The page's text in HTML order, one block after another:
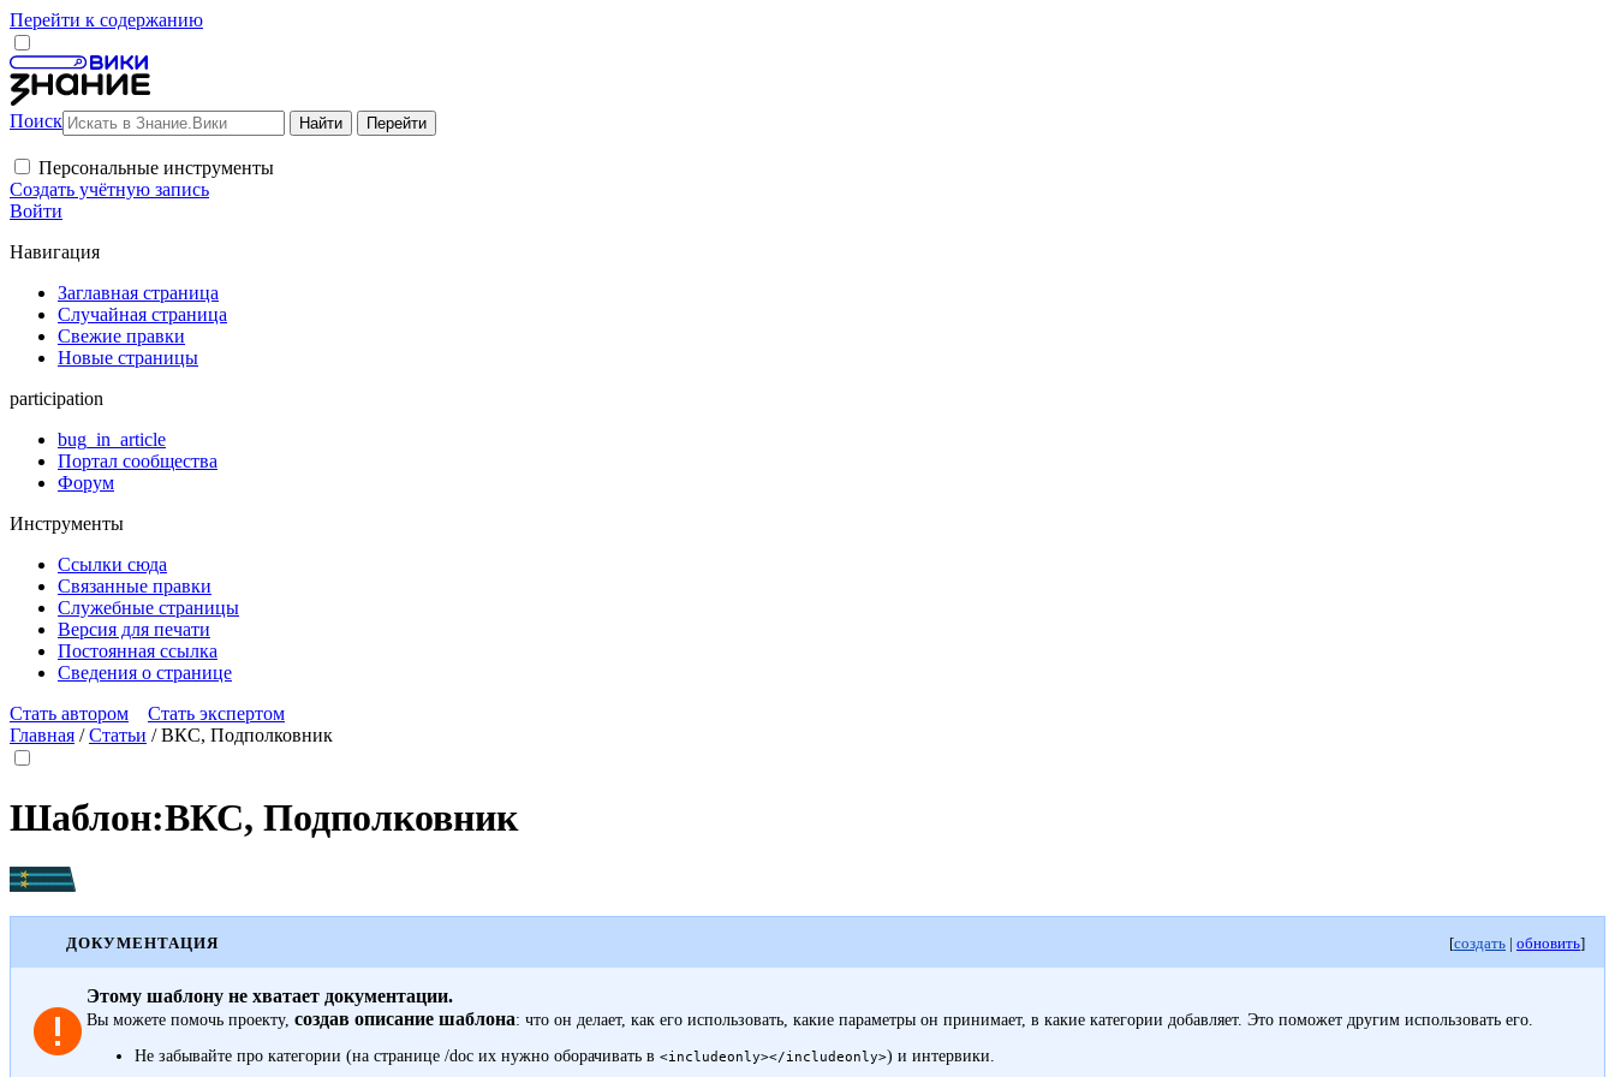
Перейти к содержанию
Поиск
Персональные инструменты
Создать учётную запись
Войти
Навигация
Заглавная страница
Случайная страница
Свежие правки
Новые страницы
participation
bug_in_article
Портал сообщества
Форум
Инструменты
Ссылки сюда
Связанные правки
Служебные страницы
Версия для печати
Постоянная ссылка
Сведения о странице
Стать автором
Стать экспертом
Главная /Статьи /ВКС, Подполковник
Шаблон:ВКС, Подполковник
ДОКУМЕНТАЦИЯ [создать | обновить]
Этому шаблону не хватает документации.
Вы можете помочь проекту, создав описание шаблона: что он делает, как его использовать, какие параметры он принимает, в какие категории добавляет. Это поможет другим использовать его.
Не забывайте про категории (на странице /doc их нужно оборачивать в <includeonly></includeonly>) и интервики.